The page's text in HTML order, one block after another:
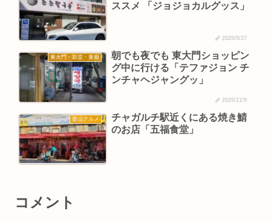
ススメ 「ジョジョカルグッス」
2025/9/27
東大門・新堂・東廟
朝でも夜でも 東大門ショッピン
グ中に行ける「テファジョン チ
ンチャヘジャングッ」
2025/11/9
釜山グルメ
チャガルチ駅近くにある焼き鯖
のお店「五福食堂」
コメント